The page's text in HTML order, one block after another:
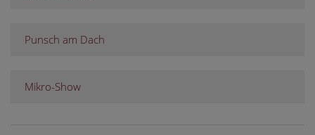
Punsch am Dach
Mikro-Show